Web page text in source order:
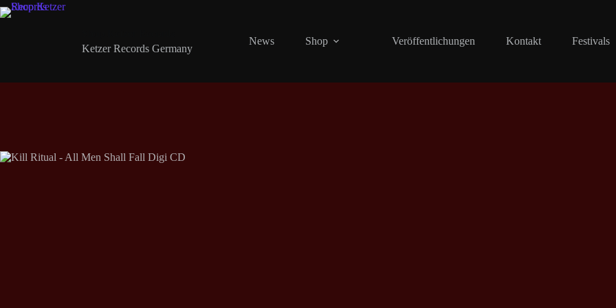
Zum
Inhalt
Ketzer Records Germany
News Shop Veröffentlichungen Kontakt Festivals